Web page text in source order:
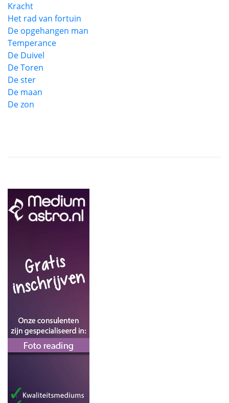
Kracht
Het rad van fortuin
De opgehangen man
Temperance
De Duivel
De Toren
De ster
De maan
De zon